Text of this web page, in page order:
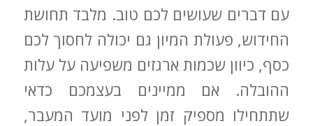
עם דברים שעושים לכם טוב. מלבד תחושת
החידוש, פעולת המיון גם יכולה לחסוך לכם
כסף, כיוון שכמות ארגזים משפיעה על עלות
ההובלה. אם ממיינים בעצמכם כדאי
שתתחילו מספיק זמן לפני מועד המעבר,